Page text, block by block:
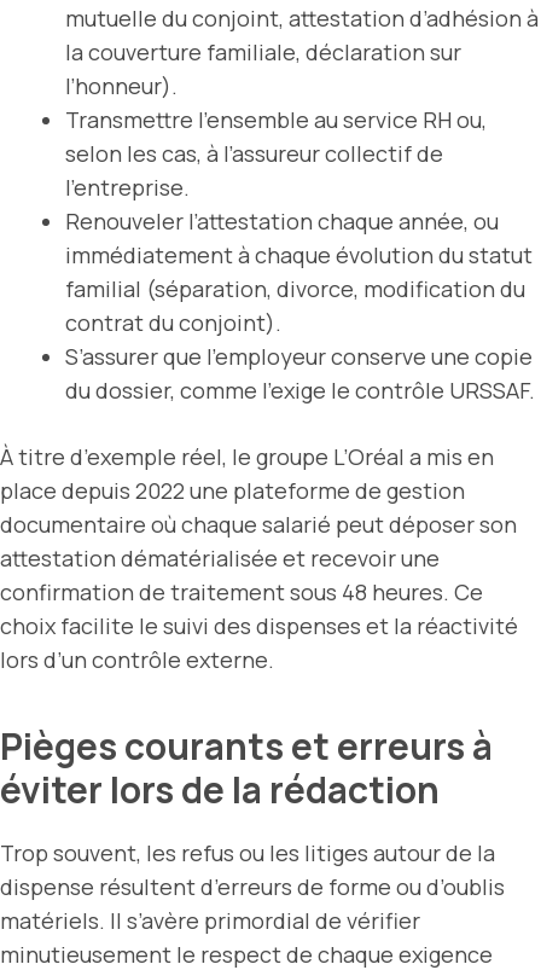
mutuelle du conjoint, attestation d’adhésion à
la couverture familiale, déclaration sur
l’honneur).
Transmettre l’ensemble au service RH ou,
selon les cas, à l’assureur collectif de
l’entreprise.
Renouveler l’attestation chaque année, ou
immédiatement à chaque évolution du statut
familial (séparation, divorce, modification du
contrat du conjoint).
S’assurer que l’employeur conserve une copie
du dossier, comme l’exige le contrôle URSSAF.
À titre d’exemple réel, le groupe L’Oréal a mis en
place depuis 2022 une plateforme de gestion
documentaire où chaque salarié peut déposer son
attestation dématérialisée et recevoir une
confirmation de traitement sous 48 heures. Ce
choix facilite le suivi des dispenses et la réactivité
lors d’un contrôle externe.
Pièges courants et erreurs à
éviter lors de la rédaction
Trop souvent, les refus ou les litiges autour de la
dispense résultent d’erreurs de forme ou d’oublis
matériels. Il s’avère primordial de vérifier
minutieusement le respect de chaque exigence